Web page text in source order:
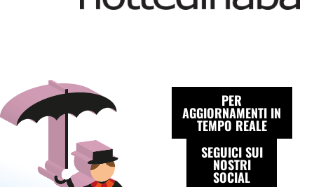
PER
AGGIORNAMENTI IN
TEMPO REALE
SEGUICI SUI
NOSTRI
SOCIAL